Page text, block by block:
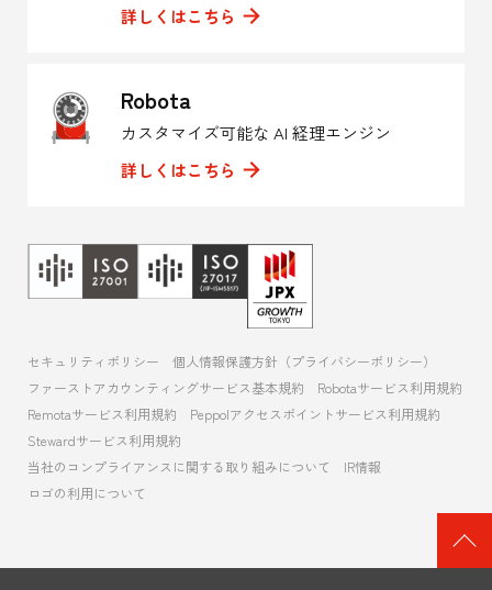
詳しくはこちら
Robota
カスタマイズ可能な AI 経理エンジン
詳しくはこちら
セキュリティポリシー
個人情報保護方針（プライバシーポリシー）
ファーストアカウンティングサービス基本規約
Robotaサービス利用規約
Remotaサービス利用規約
Peppolアクセスポイントサービス利用規約
Stewardサービス利用規約
当社のコンプライアンスに関する取り組みについて
IR情報
ロゴの利用について
ー